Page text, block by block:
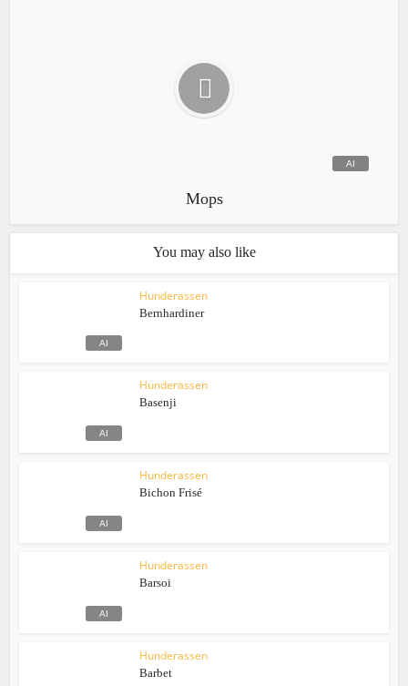
Mops
You may also like
Hunderassen
Bernhardiner
Hunderassen
Basenji
Hunderassen
Bichon Frisé
Hunderassen
Barsoi
Hunderassen
Barbet